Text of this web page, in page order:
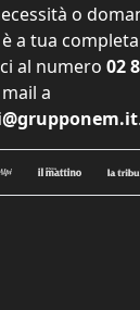
o
a tua
al numero 02
a
.